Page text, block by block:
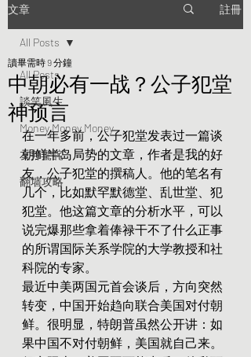
文章 註冊
All Posts
談笑風生
Money Money Money
友邦驚詫
翻墙攻略
All Posts
中朝必有一战？公子犯堂
神预言
讀畢需時 9 分鐘
在一年多前，公子犯堂发表过一篇谈
朝鲜半岛局势的文章，作者是我的好
友，公子犯堂的撰稿人。他的笔名有
几个，比如默罕默德堂、乱世堂、犯
犯堂。他这篇文章的分析水平，可以
说完爆那些拿着俸禄干不了什么正事
的所谓国际关系学院的大学教授和社
科院的专家。
最近中美两国元首会谈后，方向突然
转变，中国开始趋向联合美国对付朝
鲜。很明显，特朗普虽然公开讲：如
果中国不对付朝鲜，美国就自己来。